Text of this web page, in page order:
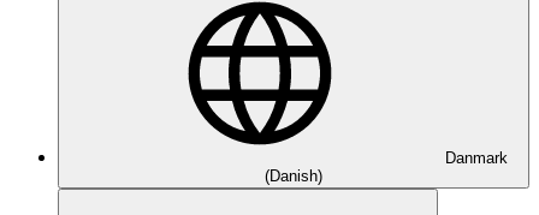
Danmark
(Danish)